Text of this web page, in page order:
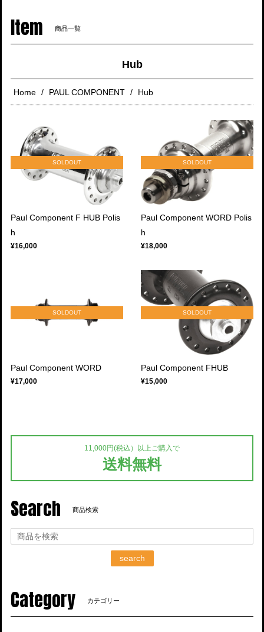
Item 商品一覧
Hub
Home PAUL COMPONENT Hub
SOLDOUT
Paul Component F HUB Polis
h
¥16,000
SOLDOUT
Paul Component WORD Polis
h
¥18,000
SOLDOUT
Paul Component WORD
¥17,000
SOLDOUT
Paul Component FHUB
¥15,000
11,000円(税込）以上ご購入で
送料無料
Search 商品検索
search
Category カテゴリー